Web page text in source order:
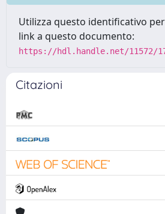
Utilizza questo identificativo
link a questo documento:
https://hdl.handle.net/11572/
Citazioni